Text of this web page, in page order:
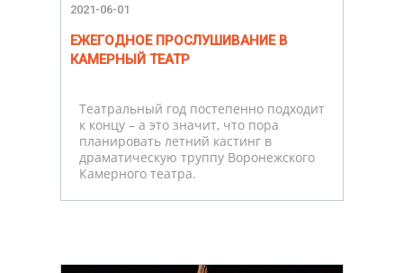
2021-06-01
ЕЖЕГОДНОЕ ПРОСЛУШИВАНИЕ В
КАМЕРНЫЙ ТЕАТР
Театральный год постепенно подходит
к концу – а это значит, что пора
планировать летний кастинг в
драматическую труппу Воронежского
Камерного театра.